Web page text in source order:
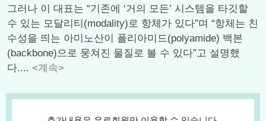
그러나 이 대표는 “기존에 ‘거의 모든’ 시스템을 타깃할
수 있는 모달리티(modality)로 항체가 있다”며 “항체는 친
수성을 띄는 아미노산이 폴리아미드(polyamide) 백본
(backbone)으로 뭉쳐진 물질로 볼 수 있다”고 설명했
다.... <계속>